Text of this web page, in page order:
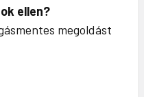
ellen?
megoldást